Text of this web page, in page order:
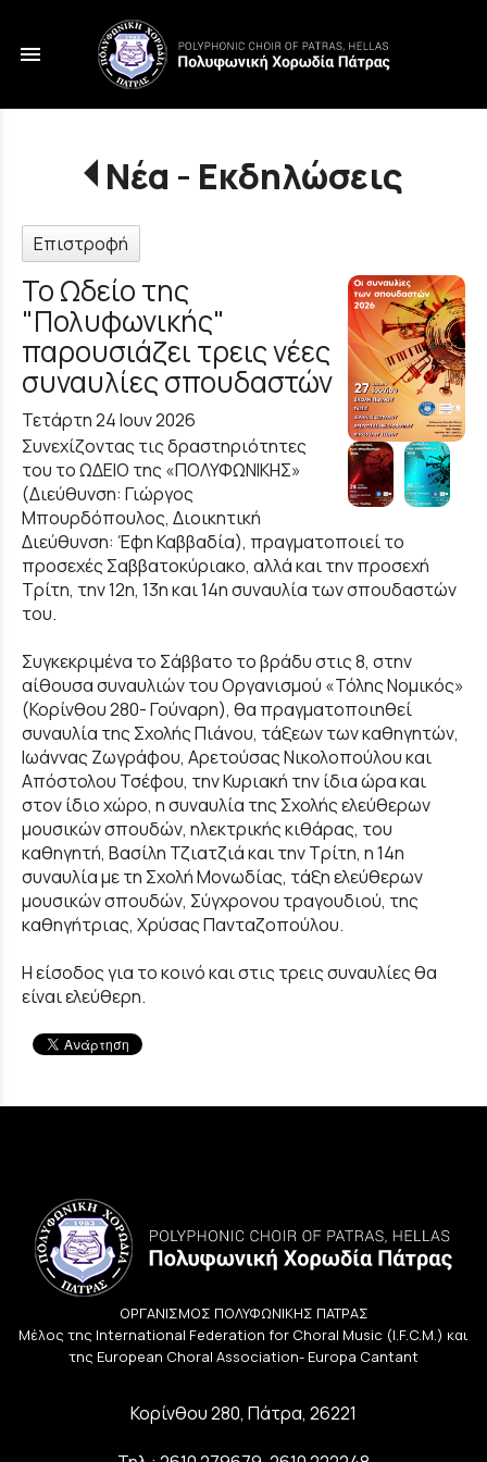
menu
Νέα - Εκδηλώσεις
Επιστροφή
Το Ωδείο της
"Πολυφωνικής"
παρουσιάζει τρεις νέες
συναυλίες σπουδαστών
Τετάρτη 24 Ιουν 2026
Συνεχίζοντας τις δραστηριότητες
του το ΩΔΕΙΟ της «ΠΟΛΥΦΩΝΙΚΗΣ»
(Διεύθυνση: Γιώργος
Μπουρδόπουλος, Διοικητική
Διεύθυνση: Έφη Καββαδία), πραγματοποιεί το
προσεχές Σαββατοκύριακο, αλλά και την προσεχή
Τρίτη, την 12η, 13η και 14η συναυλία των σπουδαστών
του.
Συγκεκριμένα το Σάββατο το βράδυ στις 8, στην
αίθουσα συναυλιών του Οργανισμού «Τόλης Νομικός»
(Κορίνθου 280- Γούναρη), θα πραγματοποιηθεί
συναυλία της Σχολής Πιάνου, τάξεων των καθηγητών,
Ιωάννας Ζωγράφου, Αρετούσας Νικολοπούλου και
Απόστολου Τσέφου, την Κυριακή την ίδια ώρα και
στον ίδιο χώρο, η συναυλία της Σχολής ελεύθερων
μουσικών σπουδών, ηλεκτρικής κιθάρας, του
καθηγητή, Βασίλη Τζιατζιά και την Τρίτη, η 14η
συναυλία με τη Σχολή Μονωδίας, τάξη ελεύθερων
μουσικών σπουδών, Σύγχρονου τραγουδιού, της
καθηγήτριας, Χρύσας Πανταζοπούλου.
Η είσοδος για το κοινό και στις τρεις συναυλίες θα
είναι ελεύθερη.
ΟΡΓΑΝΙΣΜΟΣ ΠΟΛΥΦΩΝΙΚΗΣ ΠΑΤΡΑΣ
Μέλος της International Federation for Choral Music (I.F.C.M.) και
της European Choral Association- Europa Cantant
Κορίνθου 280, Πάτρα, 26221